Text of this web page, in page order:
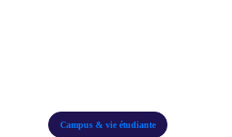
Campus & vie étudiante